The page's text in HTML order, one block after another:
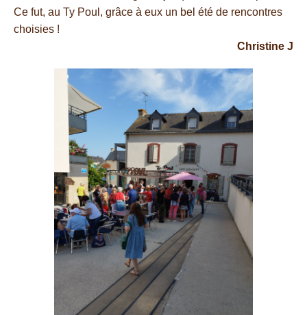
Ce fut, au Ty Poul, grâce à eux un bel été de rencontres
choisies !
Christine J